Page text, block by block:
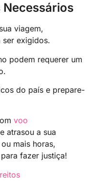
viagem,
ser exigidos.
podem requerer um
do país e prepare-
voo
atrasou a sua
mais horas,
fazer justiça!